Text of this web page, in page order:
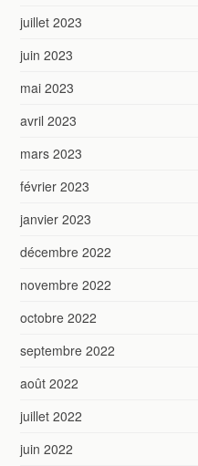
juillet 2023
juin 2023
mai 2023
avril 2023
mars 2023
février 2023
janvier 2023
décembre 2022
novembre 2022
octobre 2022
septembre 2022
août 2022
juillet 2022
juin 2022